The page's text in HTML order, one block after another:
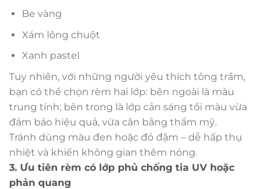
Be vàng
Xám lông chuột
Xanh pastel
Tuy nhiên, với những người yêu thích tông trầm,
bạn có thể chọn rèm hai lớp: bên ngoài là màu
trung tính; bên trong là lớp cản sáng tối màu vừa
đảm bảo hiệu quả, vừa cân bằng thẩm mỹ.
Tránh dùng màu đen hoặc đỏ đậm – dễ hấp thụ
nhiệt và khiến không gian thêm nóng.
3. Ưu tiên rèm có lớp phủ chống tia UV hoặc
phản quang